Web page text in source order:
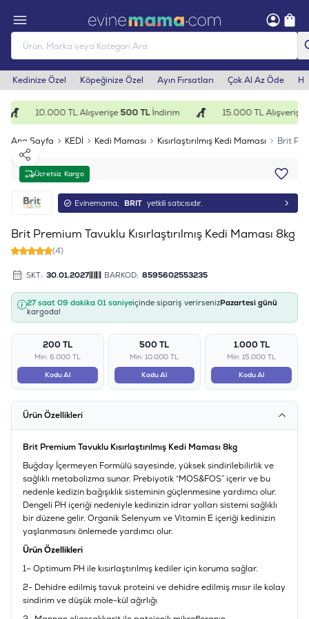
Kedinize Özel Köpeğinize Özel Ayın Fırsatları Çok Al Az Öde
10.000 TL Alışverişe500 TLİndirim 15.000 TL Alışverişe
Ana Sayfa KEDİ Kedi Maması Kısırlaştırılmış Kedi Maması Brit
Ücretsiz Kargo
Paylaş
Evinemama, BRIT yetkili satıcısıdır.
Brit Premium Tavuklu Kısırlaştırılmış Kedi Maması 8kg
(4)
SKT: 30.01.2027 BARKOD: 8595602553235
27 saat 09 dakika 00 saniyeiçinde sipariş verirsenizPazartesi günü
kargoda!
200 TL
Min: 6.000 TL
Kodu Al
500 TL
Min: 10.000 TL
Kodu Al
1.000 TL
Min: 15.000 TL
Kodu Al
Ürün Özellikleri
Brit Premium Tavuklu Kısırlaştırılmış Kedi Maması 8kg
Buğday İçermeyen Formülü sayesinde, yüksek sindirilebilirlik ve
sağlıklı metabolizma sunar. Prebiyotik “MOS&FOS” içerir ve bu
nedenle kedizin bağışıklık sisteminin güçlenmesine yardımcı olur.
Dengeli PH içeriği nedeniyle kedinizin idrar yolları sistemi sağlıklı
bir düzene gelir. Organik Selenyum ve Vitamin E içeriği kedinizin
yaşlanmasını önlemede yardımcı olur.
Ürün Özellikleri
1– Optimum PH ile kısırlaştırılmış kediler için koruma sağlar.
2- Dehidre edilmiş tavuk proteini ve dehidre edilmiş mısır ile kolay
sindirim ve düşük mole-kül ağırlığı